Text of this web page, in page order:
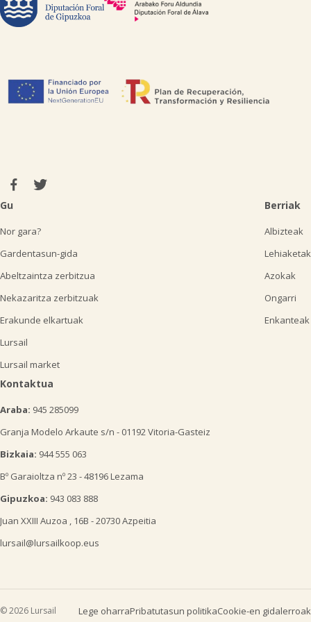
Gu
Nor gara?
Gardentasun-gida
Abeltzaintza zerbitzua
Nekazaritza zerbitzuak
Erakunde elkartuak
Lursail
Lursail market
Berriak
Albizteak
Lehiaketak
Azokak
Ongarri
Enkanteak
Kontaktua
Araba: 945 285099
Granja Modelo Arkaute s/n - 01192 Vitoria-Gasteiz
Bizkaia: 944 555 063
Bº Garaioltza nº 23 - 48196 Lezama
Gipuzkoa: 943 083 888
Juan XXIII Auzoa , 16B - 20730 Azpeitia
lursail@lursailkoop.eus
© 2026 Lursail Lege oharraPribatutasun politikaCookie-en gidalerroak